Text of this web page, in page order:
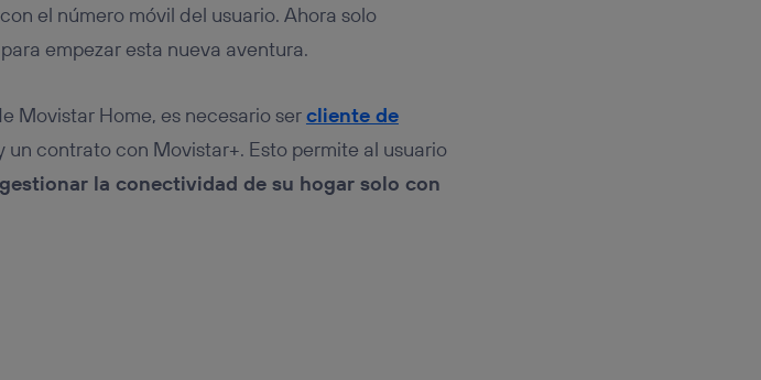
el número móvil del usuario. Ahora solo
para empezar esta nueva aventura.
Movistar Home, es necesario sercliente de
contrato con Movistar+. Esto permite al usuario
gestionar la conectividad de su hogar solo con